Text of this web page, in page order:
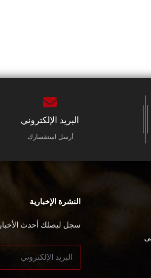
البريد الإلكتروني
أرسل استفسارك.
النشرة الإخبارية
سجل ليصلك أحدث الأخبار